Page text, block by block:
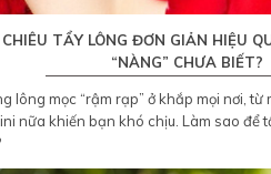
TẨY LÔNG ĐƠN GIẢN HIỆU
“NÀNG” CHƯA BIẾT?
lông mọc “rậm rạp” ở khắp mọi nơi, từ
nữa khiến bạn khó chịu. Làm sao để